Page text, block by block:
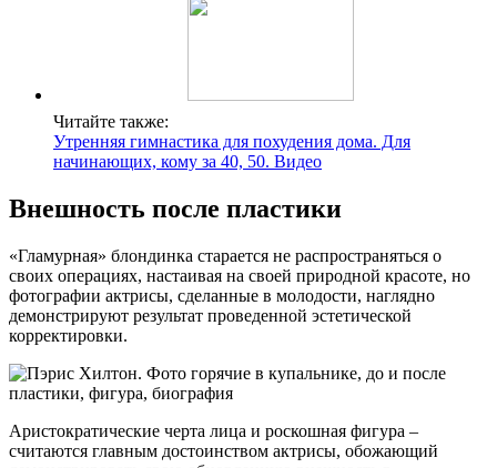
Читайте также:
Утренняя гимнастика для похудения дома. Для
начинающих, кому за 40, 50. Видео
Внешность после пластики
«Гламурная» блондинка старается не распространяться о
своих операциях, настаивая на своей природной красоте, но
фотографии актрисы, сделанные в молодости, наглядно
демонстрируют результат проведенной эстетической
корректировки.
Аристократические черта лица и роскошная фигура –
считаются главным достоинством актрисы, обожающий